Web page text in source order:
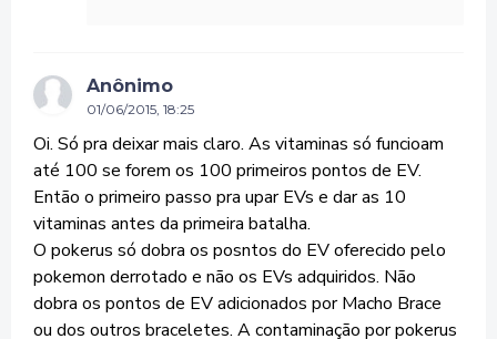
Anônimo
01/06/2015, 18:25
Oi. Só pra deixar mais claro. As vitaminas só funcioam
até 100 se forem os 100 primeiros pontos de EV.
Então o primeiro passo pra upar EVs e dar as 10
vitaminas antes da primeira batalha.
O pokerus só dobra os posntos do EV oferecido pelo
pokemon derrotado e não os EVs adquiridos. Não
dobra os pontos de EV adicionados por Macho Brace
ou dos outros braceletes. A contaminação por pokerus